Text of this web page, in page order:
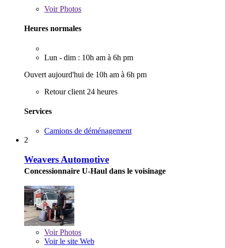
VoirPhotos
Heures normales
Lun - dim : 10h am à 6h pm
Ouvert aujourd'hui de 10h am à 6h pm
Retour client 24 heures
Services
Camions de déménagement
2
Weavers Automotive
Concessionnaire U-Haul dans le voisinage
VoirPhotos
Voir le site Web